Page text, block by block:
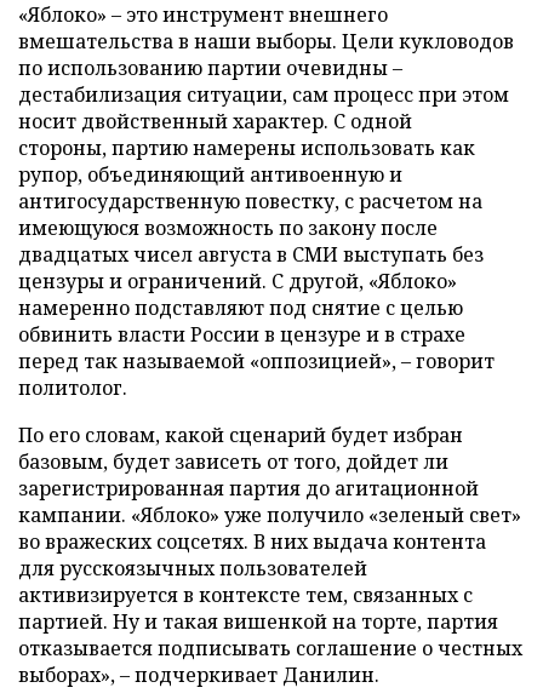
«Яблоко» – это инструмент внешнего
вмешательства в наши выборы. Цели кукловодов
по использованию партии очевидны –
дестабилизация ситуации, сам процесс при этом
носит двойственный характер. С одной
стороны, партию намерены использовать как
рупор, объединяющий антивоенную и
антигосударственную повестку, с расчетом на
имеющуюся возможность по закону после
двадцатых чисел августа в СМИ выступать без
цензуры и ограничений. С другой, «Яблоко»
намеренно подставляют под снятие с целью
обвинить власти России в цензуре и в страхе
перед так называемой «оппозицией», – говорит
политолог.
По его словам, какой сценарий будет избран
базовым, будет зависеть от того, дойдет ли
зарегистрированная партия до агитационной
кампании. «Яблоко» уже получило «зеленый свет»
во вражеских соцсетях. В них выдача контента
для русскоязычных пользователей
активизируется в контексте тем, связанных с
партией. Ну и такая вишенкой на торте, партия
отказывается подписывать соглашение о честных
выборах», – подчеркивает Данилин.